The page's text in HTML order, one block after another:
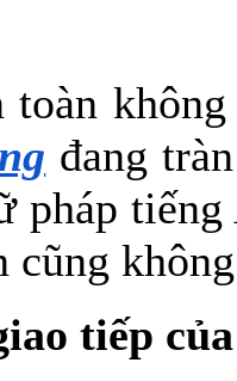
toàn
đang
pháp
cũng
tiếp